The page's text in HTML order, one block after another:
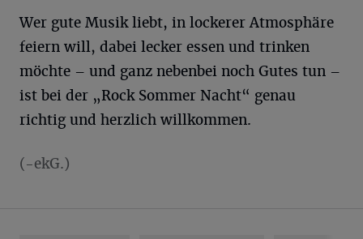
Wer gute Musik liebt, in lockerer Atmosphäre
feiern will, dabei lecker essen und trinken
möchte – und ganz nebenbei noch Gutes tun –
ist bei der „Rock Sommer Nacht“ genau
richtig und herzlich willkommen.
(-ekG.)